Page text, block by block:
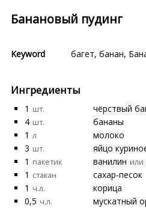
Банановый пудинг
Keyword багет, банан,
Ингредиенты
1 шт.
чёрствый
4 шт.
бананы
1 л
молоко
3 шт.
яйцо
1 пакетик ванилин или
1 стакан
сахар-песок
1 ч.л.
корица
0,5 ч.л.
мускатный